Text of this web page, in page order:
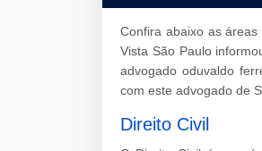
Confira abaixo as
Vista São Paulo
advogado oduvaldo
com este advogado de
Direito Civil